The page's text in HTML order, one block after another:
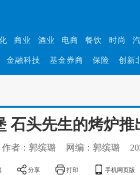
商业 酒业 电商 餐饮 时尚
金融科技 基金券商 保险 创新
石头先生的烤炉推
作者：郭缤璐 网编：郭缤璐
分享 打印 手机网页版